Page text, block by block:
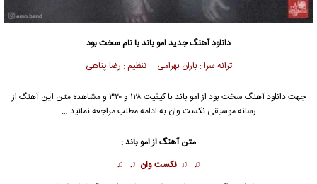
دانلود آهنگ جدیدامو باند با نام سخت بود
ترانه سرا : باران بهرامی تنظیم : رضا پناهی
جهت دانلود آهنگ سخت بود از امو باند با کیفیت ۱۲۸ و ۳۲۰ و مشاهده متن این آهنگ از
رسانه موسیقی نکست وان به ادامه مطلب مراجعه نمائید …
متن آهنگ از امو باند :
♫ ♫ نکست وان ♫ ♫